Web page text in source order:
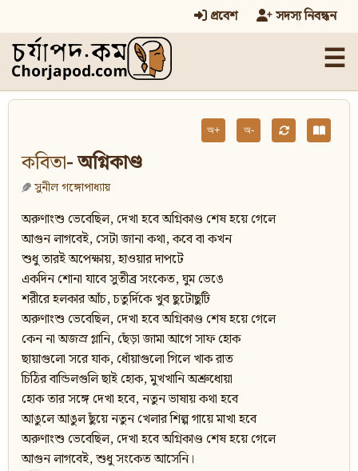
প্রবেশ সদস্য নিবন্ধন
☰
অ+ অ-
কবিতা- অগ্নিকাণ্ড
সুনীল গঙ্গোপাধ্যায়
অরুণাংশু ভেবেছিল, দেখা হবে অগ্নিকাণ্ড শেষ হয়ে গেলে
আগুন লাগবেই, সেটা জানা কথা, কবে বা কখন
শুধু তারই অপেক্ষায়, হাওয়ার দাপটে
একদিন শোনা যাবে সুতীব্র সংকেত, ঘুম ভেঙে
শরীরে হলকার আঁচ, চতুর্দিকে খুব ছুটোছুটি
অরুণাংশু ভেবেছিল, দেখা হবে অগ্নিকাণ্ড শেষ হয়ে গেলে
কেন না অজস্র গ্লানি, ছেঁড়া জামা আগে সাফ হোক
ছায়াগুলো সরে যাক, ধোঁয়াগুলো গিলে খাক রাত
চিঠির বান্ডিলগুলি ছাই হোক, মুখখানি অশ্রুধোয়া
হোক তার সঙ্গে দেখা হবে, নতুন ভাষায় কথা হবে
আঙুলে আঙুল ছুঁয়ে নতুন খেলার শিল্প গায়ে মাখা হবে
অরুণাংশু ভেবেছিল, দেখা হবে অগ্নিকাণ্ড শেষ হয়ে গেলে
আগুন লাগবেই, শুধু সংকেত আসেনি।